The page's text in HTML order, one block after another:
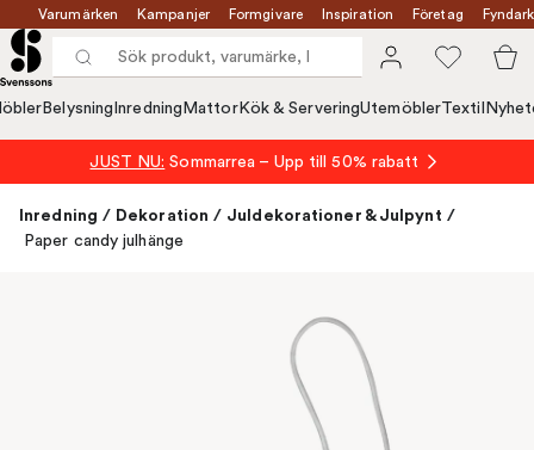
Varumärken Kampanjer Formgivare Inspiration Företag
Belysning Inredning MattorKök & ServeringUtemöblerTextil
JUST NU: Sommarrea – Upp till 50% rabatt
Inredning / Dekoration / Juldekorationer & Julpynt /
Paper candy julhänge